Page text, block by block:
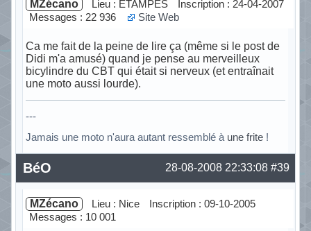
MZécano Lieu : ETAMPES
Inscription : 24-04-2007
Messages : 22 936
Site Web
Ca me fait de la peine de lire ça (même si le post de
Didi m'a amusé) quand je pense au merveilleux
bicylindre du CBT qui était si nerveux (et entraînait
une moto aussi lourde).
---
Jamais une moto n'aura autant ressemblé à une frite!
Hors ligne #39
28-08-2008 22:33:08
BéO
MZécano Lieu : Nice
Inscription : 09-10-2005
Messages : 10 001